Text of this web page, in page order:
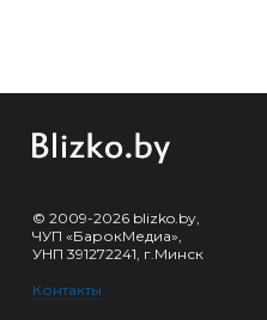
© 2009-2026 blizko.by,
ЧУП «БарокМедиа»,
УНП 391272241, г.Минск
Контакты